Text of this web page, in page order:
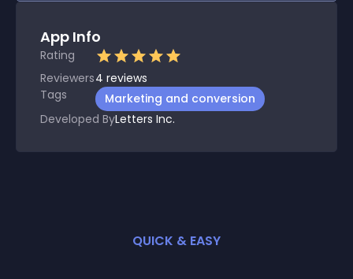
App Info
Rating
Reviewers4 reviews
Tags
Marketing and conversion
Developed ByLetters Inc.
QUICK & EASY